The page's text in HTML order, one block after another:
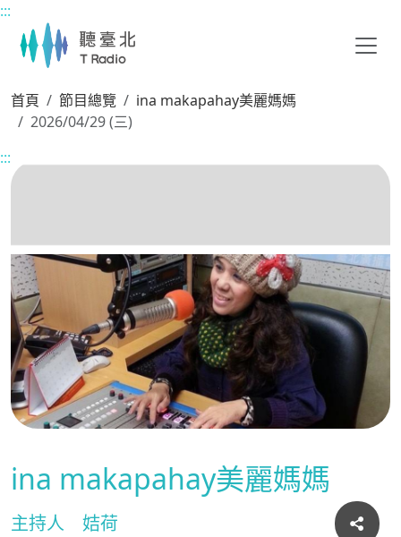
主要內容區塊
:::
首頁 節目總覽
ina makapahay美麗媽媽
2026/04/29 (三)
:::
ina makapahay美麗媽媽
主持人 姞荷